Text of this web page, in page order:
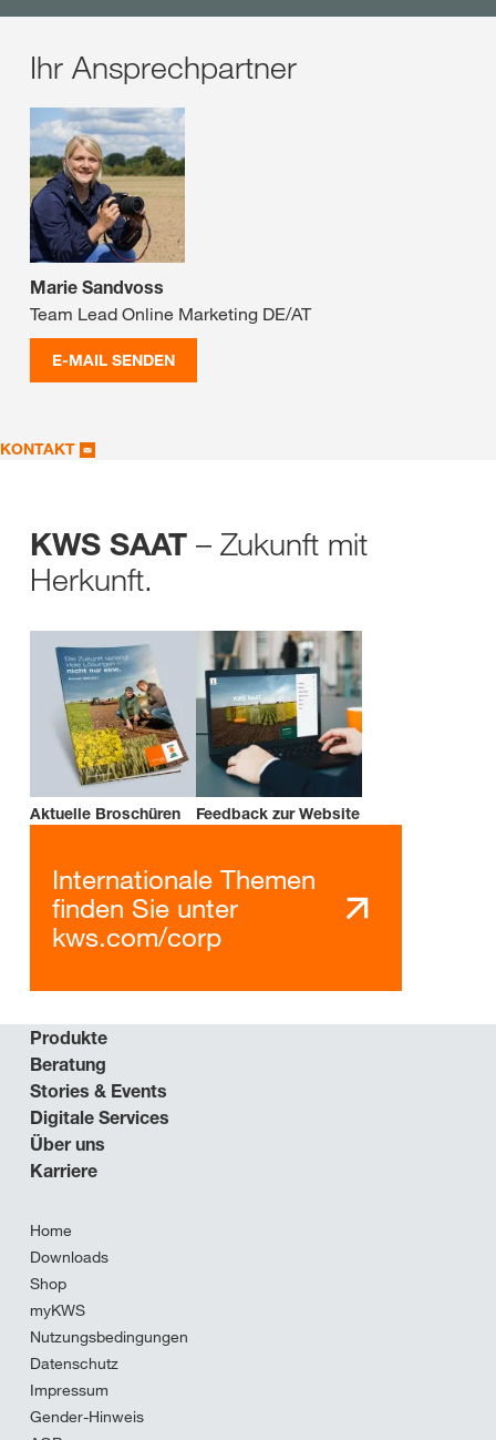
Ihr Ansprechpartner
Marie Sandvoss
Team Lead Online Marketing DE/AT
E-MAIL SENDEN
KONTAKT
KWS SAAT – Zukunft mit
Herkunft.
Aktuelle Broschüren Feedback zur Website
Internationale Themen
finden Sie unter
kws.com/corp
Produkte
Beratung
Stories & Events
Digitale Services
Über uns
Karriere
Home
Downloads
Shop
myKWS
Nutzungsbedingungen
Datenschutz
Impressum
Gender-Hinweis